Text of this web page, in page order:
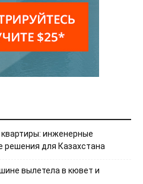
инженерные
решения для Казахстана
вылетела в кювет и